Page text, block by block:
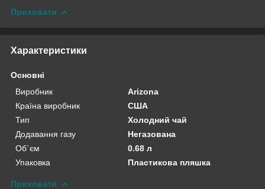
Приховати
Характеристики
Основні
Виробник
Arizona
Країна виробник
США
Тип
Холодний чай
Додавання газу
Негазована
Об`єм
0.68 л
Упаковка
Пластикова пляшка
Приховати